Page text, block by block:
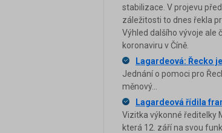
stabilizace. V projevu
záležitosti to dnes řekla
Výhled dalšího vývoje ale
koronaviru v Číně.
Lagardeová: Řecko
Jednání o pomoci pro
měnový...
Lagardeová řídila
Vizitka výkonné ředitelky
která 12. září na svou